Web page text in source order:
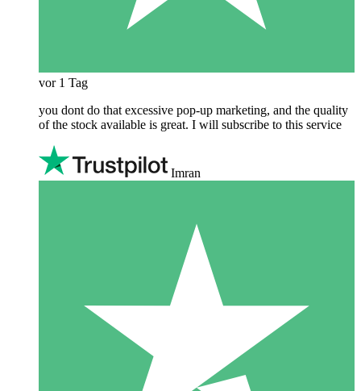
vor 1 Tag
you dont do that excessive pop-up marketing, and the quality
of the stock available is great. I will subscribe to this service
Imran